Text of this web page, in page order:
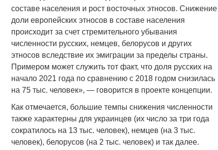
составе населения и рост восточных этносов. Снижение
доли европейских этносов в составе населения
происходит за счет стремительного убывания
численности русских, немцев, белорусов и других
этносов вследствие их эмиграции за пределы страны.
Примером может служить тот факт, что доля русских на
начало 2021 года по сравнению с 2018 годом снизилась
на 75 тыс. человек», — говорится в проекте концепции.
Как отмечается, большие темпы снижения численности
также характерны для украинцев (их число за три года
сократилось на 13 тыс. человек), немцев (на 3 тыс.
человек), белорусов (на 2 тыс. человек) и так далее.